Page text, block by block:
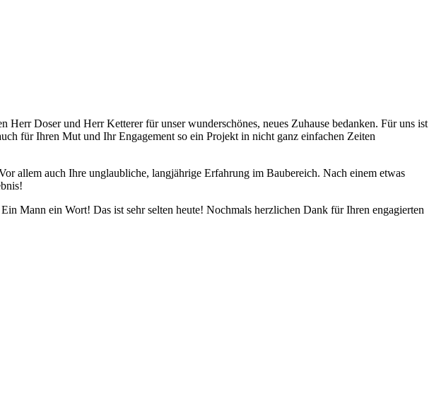
Doser und Herr Ketterer für unser wunderschönes, neues Zuhause bedanken. Für uns ist
für Ihren Mut und Ihr Engagement so ein Projekt in nicht ganz einfachen Zeiten
allem auch Ihre unglaubliche, langjährige Erfahrung im Baubereich. Nach einem etwas
Mann ein Wort! Das ist sehr selten heute! Nochmals herzlichen Dank für Ihren engagierten